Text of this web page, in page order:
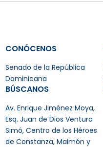
CONÓCENOS
Senado de la República
Dominicana
BÚSCANOS
Av. Enrique Jiménez Moya,
Esq. Juan de Dios Ventura
Simó, Centro de los Héroes
de Constanza, Maimón y